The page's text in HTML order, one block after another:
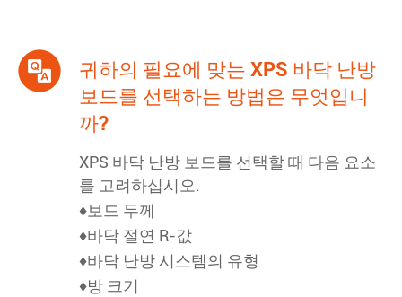
귀하의 필요에 맞는 XPS 바닥 난방
보드를 선택하는 방법은 무엇입니
까?
XPS 바닥 난방 보드를 선택할 때 다음 요소
를 고려하십시오.
♦보드 두께
♦바닥 절연 R-값
♦바닥 난방 시스템의 유형
♦방 크기